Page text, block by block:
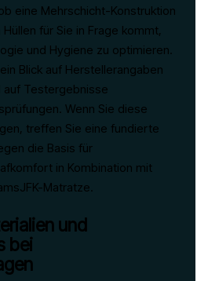
eine Mehrschicht-Konstruktion
für Sie in Frage kommt,
und Hygiene zu optimieren.
Blick auf Herstellerangaben
auf Testergebnisse
Wenn Sie diese
treffen Sie eine fundierte
die Basis für
in Kombination mit
Matratze.
und
bei